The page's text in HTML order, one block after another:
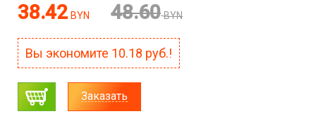
38.42 BYN 48.60 BYN
Вы экономите 10.18 руб.!
Заказать